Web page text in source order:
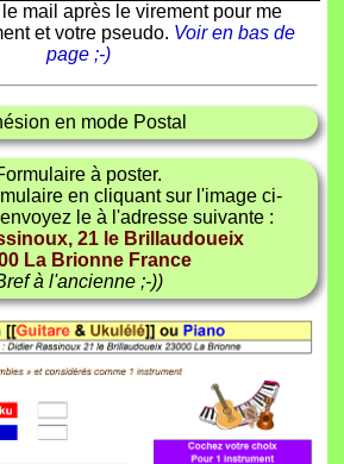
mail après le virement pour me
et votre pseudo. Voir en bas de
page ;-)
en mode Postal
à poster.
en cliquant sur l'image ci-
le à l'adresse suivante :
21 le Brillaudoueix
La Brionne France
à l'ancienne ;-))